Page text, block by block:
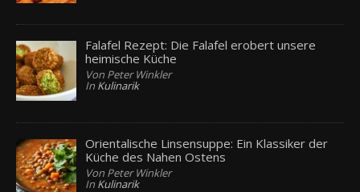
Falafel Rezept: Die Falafel erobert unsere
heimische Küche
Von Peter Winkler
In Kulinarik
Orientalische Linsensuppe: Ein Klassiker der
Küche des Nahen Ostens
Von Peter Winkler
In Kulinarik